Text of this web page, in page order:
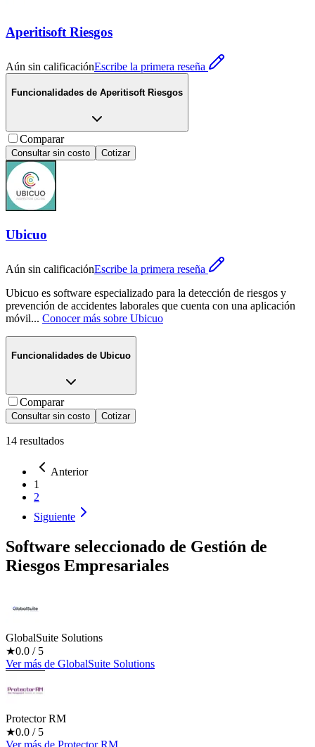
Aperitisoft Riesgos
Aún sin calificaciónEscribe la primera reseña
Funcionalidades de Aperitisoft Riesgos
Comparar
Consultar sin costo Cotizar
Ubicuo
Aún sin calificaciónEscribe la primera reseña
Ubicuo es software especializado para la detección de riesgos y
prevención de accidentes laborales que cuenta con una aplicación
móvil... Conocer más sobre Ubicuo
Funcionalidades de Ubicuo
Comparar
Consultar sin costo Cotizar
14 resultados
Anterior
1
2
Siguiente
Software seleccionado de Gestión de
Riesgos Empresariales
GlobalSuite Solutions
★0.0 / 5
Ver más de GlobalSuite Solutions
Protector RM
★0.0 / 5
Ver más de Protector RM